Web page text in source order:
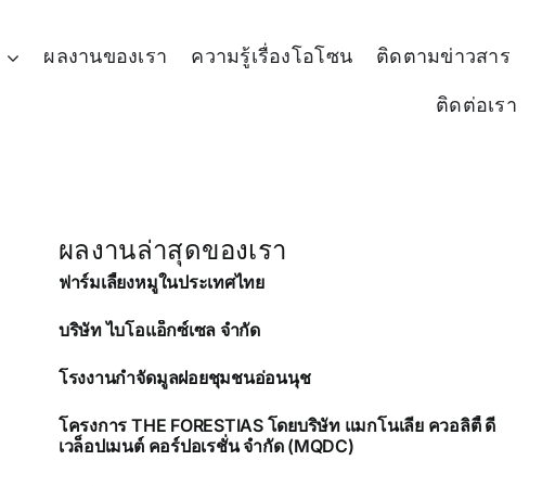
ผลงานของเรา ความรู้เรื่องโอโซน ติดตามข่าวสาร
ติดต่อเรา
ผลงานล่าสุดของเรา
ฟาร์มเลี้ยงหมูในประเทศไทย
บริษัท ไบโอแอ็กซ์เซล จํากัด
โรงงานกำจัดมูลฝอยชุมชนอ่อนนุช
โครงการ THE FORESTIAS โดยบริษัท แมกโนเลีย ควอลิตี้ ดี
เวล็อปเมนต์ คอร์ปอเรชั่น จำกัด (MQDC)